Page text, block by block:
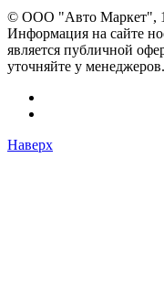
© OOO "Авто Маркет",
Информация на сайте
является публичной
уточняйте у менеджеров.
Наверх